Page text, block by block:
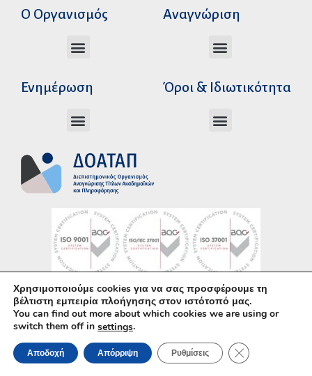
Ο Οργανισμός Αναγνώριση
Ενημέρωση Όροι & Ιδιωτικότητα
Υλοποίηση με χρήση τουΑνοικτού Λογισμικού
WordPress• Άδεια χρήσης περιεχομένου:CC–
BY–SA
Χρησιμοποιούμε cookies για να σας προσφέρουμε τη
βέλτιστη εμπειρία πλοήγησης στον ιστότοπό μας.
You can find out more about which cookies we are using or
switch them off in settings.
Αποδοχή Απόρριψη Ρυθμίσεις ΚΛΕΊΣΙΜΟ ΤΟΥ